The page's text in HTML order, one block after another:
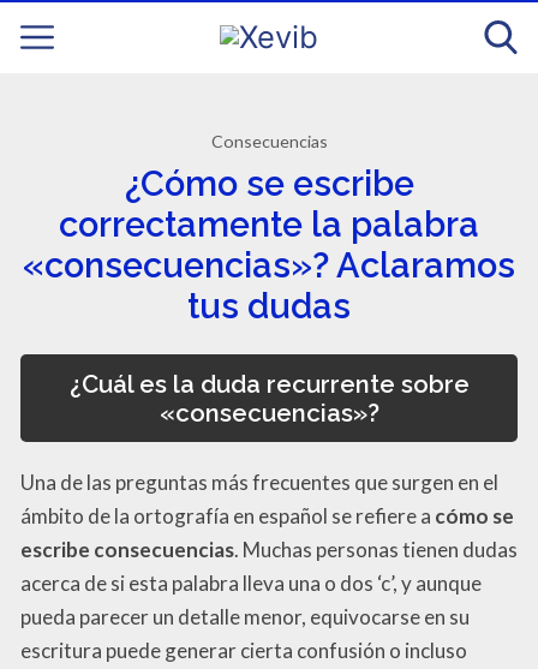
Consecuencias
¿Cómo se escribe
correctamente la palabra
«consecuencias»? Aclaramos
tus dudas
¿Cuál es la duda recurrente sobre
«consecuencias»?
Una de las preguntas más frecuentes que surgen en el
ámbito de la ortografía en español se refiere a cómo se
escribe consecuencias. Muchas personas tienen dudas
acerca de si esta palabra lleva una o dos ‘c’, y aunque
pueda parecer un detalle menor, equivocarse en su
escritura puede generar cierta confusión o incluso